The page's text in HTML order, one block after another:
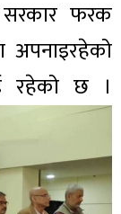
सरकार फरक
अपनाइरहेको
रहेको छ ।